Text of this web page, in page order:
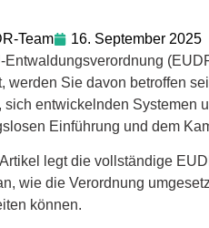
Team
16. September 2025
Entwaldungsverordnung
werden Sie davon betroffen
sich entwickelnden Systemen
Einführung und dem
legt die vollständige
wie die Verordnung
können.